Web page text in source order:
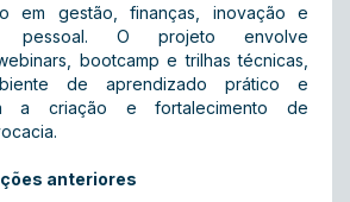
em gestão, finanças, inovação e
pessoal. O projeto envolve
bootcamp e trilhas técnicas,
de aprendizado prático e
a criação e fortalecimento de
anteriores